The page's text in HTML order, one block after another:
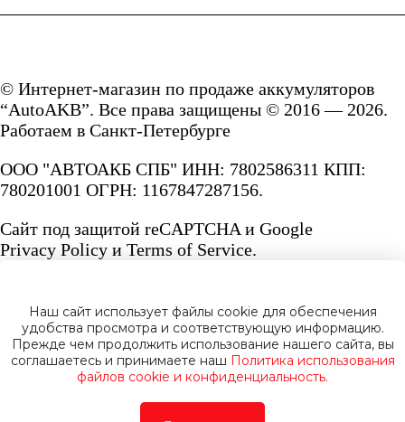
© Интернет-магазин по продаже аккумуляторов
“AutoAKB”. Все права защищены © 2016 — 2026.
Работаем в Санкт-Петербурге
ООО "АВТОАКБ СПБ" ИНН: 7802586311 КПП:
780201001 ОГРН: 1167847287156.
Сайт под защитой reCAPTCHA и Google
Privacy Policy и Terms of Service.
Политика конфиденциальности
Наш сайт использует файлы cookie для обеспечения
удобства просмотра и соответствующую информацию.
Прежде чем продолжить использование нашего сайта, вы
соглашаетесь и принимаете наш Политика использования
файлов cookie и конфиденциальность.